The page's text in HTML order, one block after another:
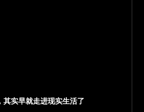
其实早就走进现实生活了